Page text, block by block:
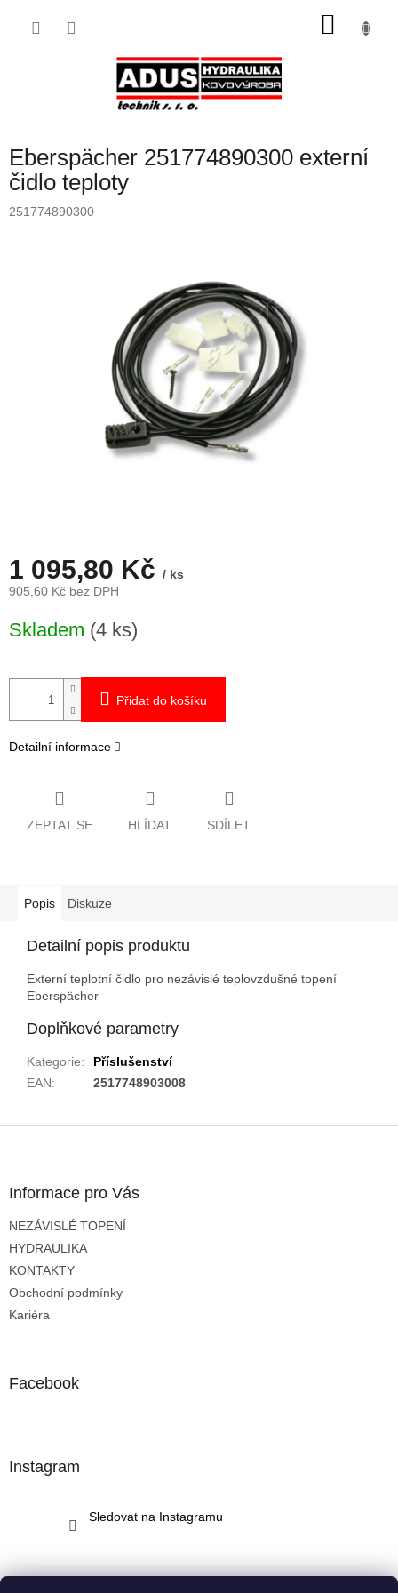
Eberspächer 251774890300 externí
čidlo teploty
251774890300
1 095,80 Kč / ks
905,60 Kč bez DPH
cena:
Skladem (4 ks)
Přidat do košíku
Detailní informace
ZEPTAT SE HLÍDAT SDÍLET
Popis Diskuze
Detailní popis produktu
Externí teplotní čidlo pro nezávislé teplovzdušné topení
Eberspächer
Doplňkové parametry
Kategorie:
Příslušenství
EAN: 2517748903008
Informace pro Vás
NEZÁVISLÉ TOPENÍ
HYDRAULIKA
KONTAKTY
Obchodní podmínky
Kariéra
Facebook
Instagram
Sledovat na Instagramu